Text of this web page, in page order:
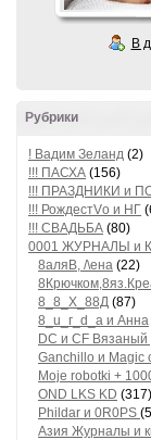
В
Рубрики
! Вадим Зеланд (2)
!!! ПАСХА (156)
!!! ПРАЗДНИКИ и
!!! РождестVо и НГ
!!! СВАДЬБА (80)
0001 ЖУРНАЛЫ и
8аляB, /\ена (22)
8_8_Х_88Д (87)
8_u_г_d_a и Анна
DC и CF Вязаный
Ganchillo и Magic
Moje robotki +
OND LKS KD (317)
Phildar и 0R0PS
Азия Журналы и